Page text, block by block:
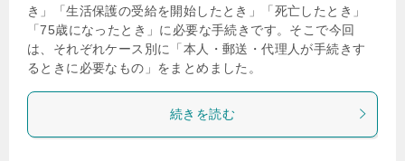
き」「生活保護の受給を開始したとき」「死亡したとき」
「75歳になったとき」に必要な手続きです。そこで今回
は、それぞれケース別に「本人・郵送・代理人が手続きす
るときに必要なもの」をまとめました。
続きを読む